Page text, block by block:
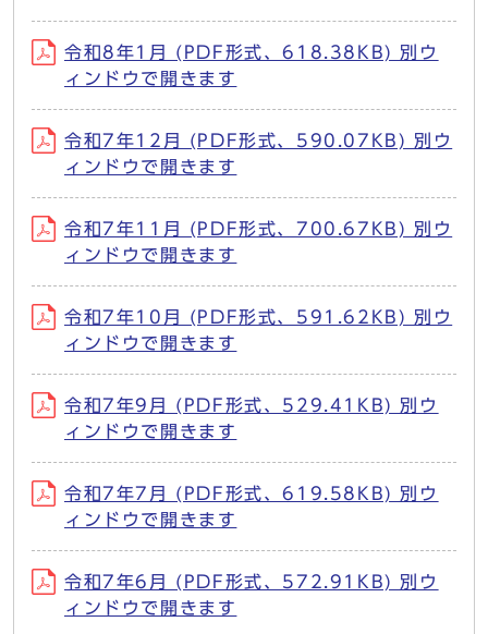
令和8年1月 (PDF形式、618.38KB) 別ウ
ィンドウで開きます
令和7年12月 (PDF形式、590.07KB) 別ウ
ィンドウで開きます
令和7年11月 (PDF形式、700.67KB) 別ウ
ィンドウで開きます
令和7年10月 (PDF形式、591.62KB) 別ウ
ィンドウで開きます
令和7年9月 (PDF形式、529.41KB) 別ウ
ィンドウで開きます
令和7年7月 (PDF形式、619.58KB) 別ウ
ィンドウで開きます
令和7年6月 (PDF形式、572.91KB) 別ウ
ィンドウで開きます